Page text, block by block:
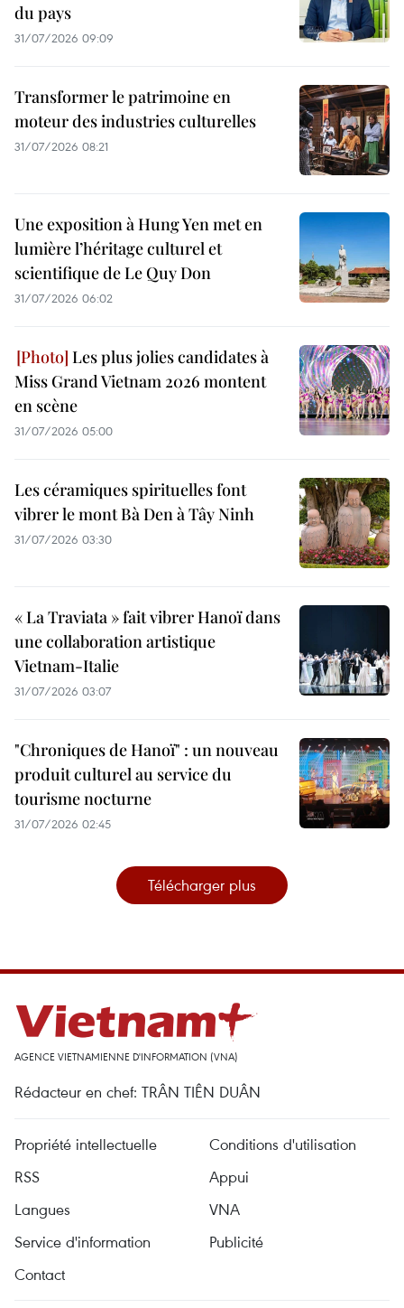
du pays
31/07/2026 09:09
Transformer le patrimoine en
moteur des industries culturelles
31/07/2026 08:21
Une exposition à Hung Yen met en
lumière l’héritage culturel et
scientifique de Le Quy Don
31/07/2026 06:02
Les plus jolies candidates à
Miss Grand Vietnam 2026 montent
en scène
31/07/2026 05:00
Les céramiques spirituelles font
vibrer le mont Bà Den à Tây Ninh
31/07/2026 03:30
« La Traviata » fait vibrer Hanoï dans
une collaboration artistique
Vietnam-Italie
31/07/2026 03:07
"Chroniques de Hanoï" : un nouveau
produit culturel au service du
tourisme nocturne
31/07/2026 02:45
Télécharger plus
AGENCE VIETNAMIENNE D'INFORMATION (VNA)
Rédacteur en chef: TRÂN TIÊN DUÂN
Propriété intellectuelle
Conditions d'utilisation
RSS
Appui
Langues
VNA
Service d'information
Publicité
Contact